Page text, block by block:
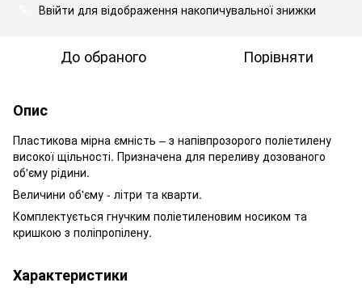
Ввійти для відображення накопичувальної знижки
До обраного Порівняти
Опис
Пластикова мірна ємність – з напівпрозорого поліетилену
високої щільності. Призначена для переливу дозованого
об'єму рідини.
Величини об'єму - літри та кварти.
Комплектується гнучким поліетиленовим носиком та
кришкою з поліпропілену.
Характеристики